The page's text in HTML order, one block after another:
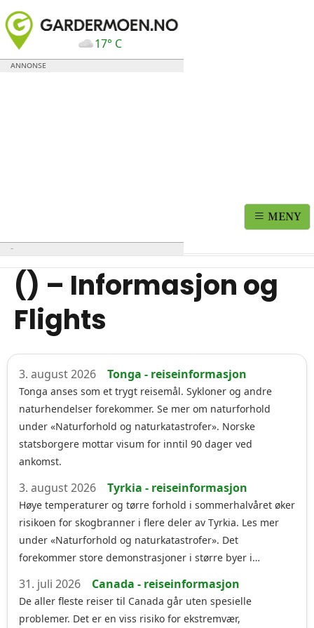
17° C
MENY
() – Informasjon og
Flights
3. august 2026 Tonga - reiseinformasjon
Tonga anses som et trygt reisemål. Sykloner og andre
naturhendelser forekommer. Se mer om naturforhold
under «Naturforhold og naturkatastrofer». Norske
statsborgere mottar visum for inntil 90 dager ved
ankomst.
3. august 2026 Tyrkia - reiseinformasjon
Høye temperaturer og tørre forhold i sommerhalvåret øker
risikoen for skogbranner i flere deler av Tyrkia. Les mer
under «Naturforhold og naturkatastrofer». Det
forekommer store demonstrasjoner i større byer i…
31. juli 2026 Canada - reiseinformasjon
De aller fleste reiser til Canada går uten spesielle
problemer. Det er en viss risiko for ekstremvær,